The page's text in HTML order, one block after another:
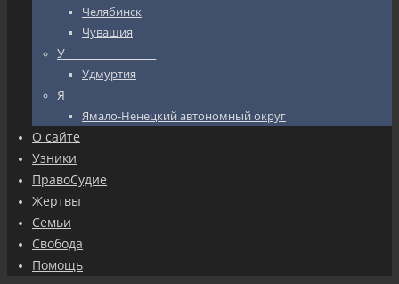
Челябинск
Чувашия
У_________________
Удмуртия
Я_________________
Ямало-Ненецкий автономный округ
О сайте
Узники
ПравоСудие
Жертвы
Семьи
Свобода
Помощь